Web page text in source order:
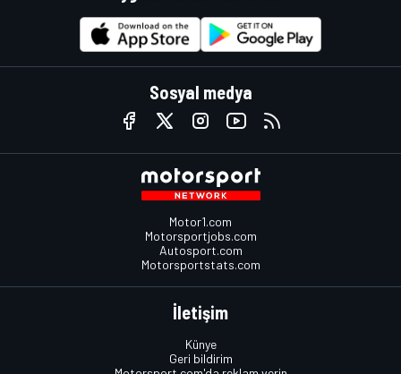
Sosyal medya
Motor1.com
Motorsportjobs.com
Autosport.com
Motorsportstats.com
İletişim
Künye
Geri bildirim